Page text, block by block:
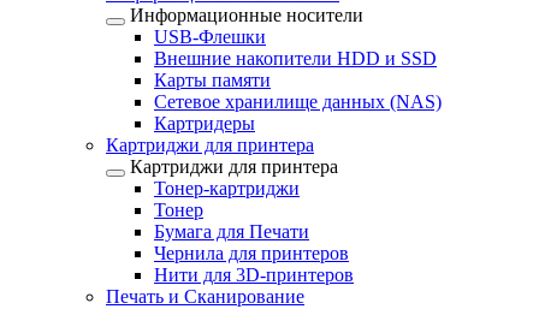
Информационные носители
USB-Флешки
Внешние накопители HDD и SSD
Карты памяти
Сетевое хранилище данных (NAS)
Картридеры
Картриджи для принтера
Картриджи для принтера
Тонер-картриджи
Тонер
Бумага для Печати
Чернила для принтеров
Нити для 3D-принтеров
Печать и Сканирование